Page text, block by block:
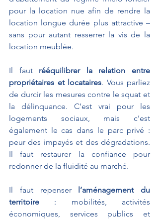
pour la location nue afin de rendre la
location longue durée plus attractive –
sans pour autant resserrer la vis de la
location meublée.
Il faut rééquilibrer la relation entre
propriétaires et locataires. Vous parliez
de durcir les mesures contre le squat et
la délinquance. C’est vrai pour les
logements sociaux, mais c’est
également le cas dans le parc privé :
peur des impayés et des dégradations.
Il faut restaurer la confiance pour
redonner de la fluidité au marché.
Il faut repenser l’aménagement du
territoire : mobilités, activités
économiques, services publics et